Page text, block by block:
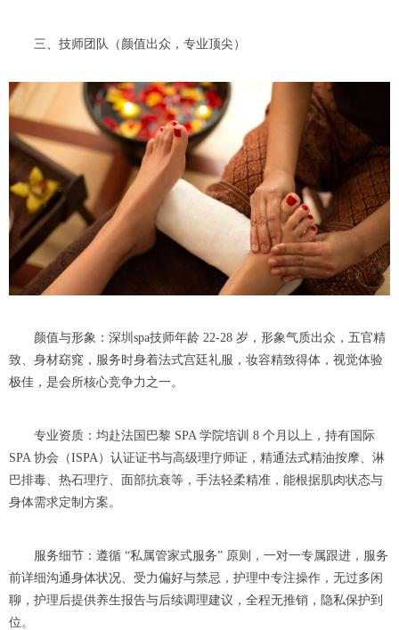
三、技师团队（颜值出众，专业顶尖）
颜值与形象：深圳spa技师年龄 22-28 岁，形象气质出众，五官精
致、身材窈窕，服务时身着法式宫廷礼服，妆容精致得体，视觉体验
极佳，是会所核心竞争力之一。
专业资质：均赴法国巴黎 SPA 学院培训 8 个月以上，持有国际
SPA 协会（ISPA）认证证书与高级理疗师证，精通法式精油按摩、淋
巴排毒、热石理疗、面部抗衰等，手法轻柔精准，能根据肌肉状态与
身体需求定制方案。
服务细节：遵循 “私属管家式服务” 原则，一对一专属跟进，服务
前详细沟通身体状况、受力偏好与禁忌，护理中专注操作，无过多闲
聊，护理后提供养生报告与后续调理建议，全程无推销，隐私保护到
位。